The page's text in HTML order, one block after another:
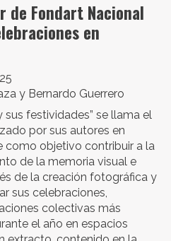
de Fondart Nacional
en
y Bernardo Guerrero
sus festividades” se llama el
por sus autores en
como objetivo contribuir a la
de la memoria visual e
de la creación fotográfica y
sus celebraciones,
colectivas más
el año en espacios